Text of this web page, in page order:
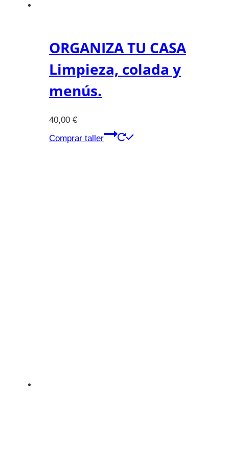
ORGANIZA TU CASA
Limpieza, colada y
menús.
40,00 €
Comprar taller